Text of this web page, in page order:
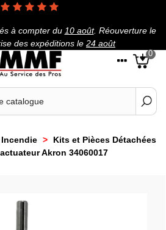
à compter du 10 août. Réouverture le
des expéditions le 24 août
0
>
Kits et Pièces Détachées
Akron 34060017